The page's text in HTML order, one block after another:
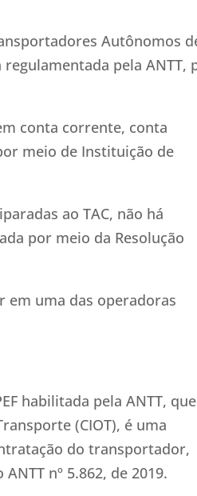
Autônomos
pela ANTT,
conta corrente, conta
meio de Instituição de
ao TAC, não há
por meio da Resolução
em uma das operadoras
habilitada pela ANTT, que
(CIOT), é uma
do transportador,
nº 5.862, de 2019.